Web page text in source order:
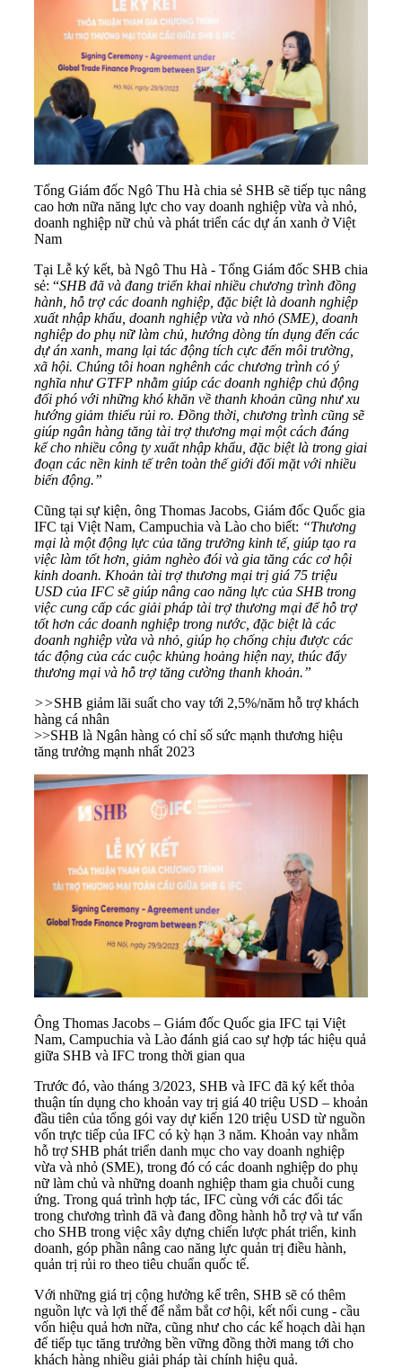
Tổng Giám đốc Ngô Thu Hà chia sẻ SHB sẽ tiếp tục nâng
cao hơn nữa năng lực cho vay doanh nghiệp vừa và nhỏ,
doanh nghiệp nữ chủ và phát triển các dự án xanh ở Việt
Nam
Tại Lễ ký kết, bà Ngô Thu Hà - Tổng Giám đốc SHB chia
sẻ: “SHB đã và đang triển khai nhiều chương trình đồng
hành, hỗ trợ các doanh nghiệp, đặc biệt là doanh nghiệp
xuất nhập khẩu, doanh nghiệp vừa và nhỏ (SME), doanh
nghiệp do phụ nữ làm chủ, hướng dòng tín dụng đến các
dự án xanh, mang lại tác động tích cực đến môi trường,
xã hội. Chúng tôi hoan nghênh các chương trình có ý
nghĩa như GTFP nhằm giúp các doanh nghiệp chủ động
đối phó với những khó khăn về thanh khoản cũng như xu
hướng giảm thiểu rủi ro. Đồng thời, chương trình cũng sẽ
giúp ngân hàng tăng tài trợ thương mại một cách đáng
kể cho nhiều công ty xuất nhập khẩu, đặc biệt là trong giai
đoạn các nền kinh tế trên toàn thế giới đối mặt với nhiều
biến động.”
Cũng tại sự kiện, ông Thomas Jacobs, Giám đốc Quốc gia
IFC tại Việt Nam, Campuchia và Lào cho biết: “Thương
mại là một động lực của tăng trưởng kinh tế, giúp tạo ra
việc làm tốt hơn, giảm nghèo đói và gia tăng các cơ hội
kinh doanh. Khoản tài trợ thương mại trị giá 75 triệu
USD của IFC sẽ giúp nâng cao năng lực của SHB trong
việc cung cấp các giải pháp tài trợ thương mại để hỗ trợ
tốt hơn các doanh nghiệp trong nước, đặc biệt là các
doanh nghiệp vừa và nhỏ, giúp họ chống chịu được các
tác động của các cuộc khủng hoảng hiện nay, thúc đẩy
thương mại và hỗ trợ tăng cường thanh khoản.”
>>SHB giảm lãi suất cho vay tới 2,5%/năm hỗ trợ khách
hàng cá nhân
>>SHB là Ngân hàng có chỉ số sức mạnh thương hiệu
tăng trưởng mạnh nhất 2023
Ông Thomas Jacobs – Giám đốc Quốc gia IFC tại Việt
Nam, Campuchia và Lào đánh giá cao sự hợp tác hiệu quả
giữa SHB và IFC trong thời gian qua
Trước đó, vào tháng 3/2023, SHB và IFC đã ký kết thỏa
thuận tín dụng cho khoản vay trị giá 40 triệu USD – khoản
đầu tiên của tổng gói vay dự kiến 120 triệu USD từ nguồn
vốn trực tiếp của IFC có kỳ hạn 3 năm. Khoản vay nhằm
hỗ trợ SHB phát triển danh mục cho vay doanh nghiệp
vừa và nhỏ (SME), trong đó có các doanh nghiệp do phụ
nữ làm chủ và những doanh nghiệp tham gia chuỗi cung
ứng. Trong quá trình hợp tác, IFC cùng với các đối tác
trong chương trình đã và đang đồng hành hỗ trợ và tư vấn
cho SHB trong việc xây dựng chiến lược phát triển, kinh
doanh, góp phần nâng cao năng lực quản trị điều hành,
quản trị rủi ro theo tiêu chuẩn quốc tế.
Với những giá trị cộng hưởng kể trên, SHB sẽ có thêm
nguồn lực và lợi thế để nắm bắt cơ hội, kết nối cung - cầu
vốn hiệu quả hơn nữa, cũng như cho các kế hoạch dài hạn
để tiếp tục tăng trưởng bền vững đồng thời mang tới cho
khách hàng nhiều giải pháp tài chính hiệu quả.